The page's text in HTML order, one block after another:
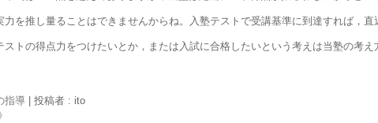
を推し量ることはできませんからね。入塾テストで受講基準に到達すれば，
トの得点力をつけたいとか，または入試に合格したいという考えは当塾の考え
指導
投稿者 : ito